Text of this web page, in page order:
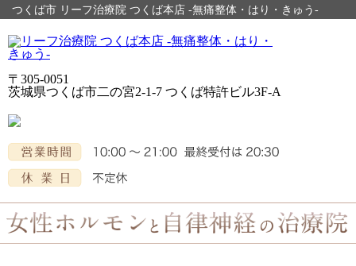
つくば市 リーフ治療院 つくば本店 -無痛整体・はり・きゅう-
〒305-0051
茨城県つくば市二の宮2-1-7 つくば特許ビル3F-A